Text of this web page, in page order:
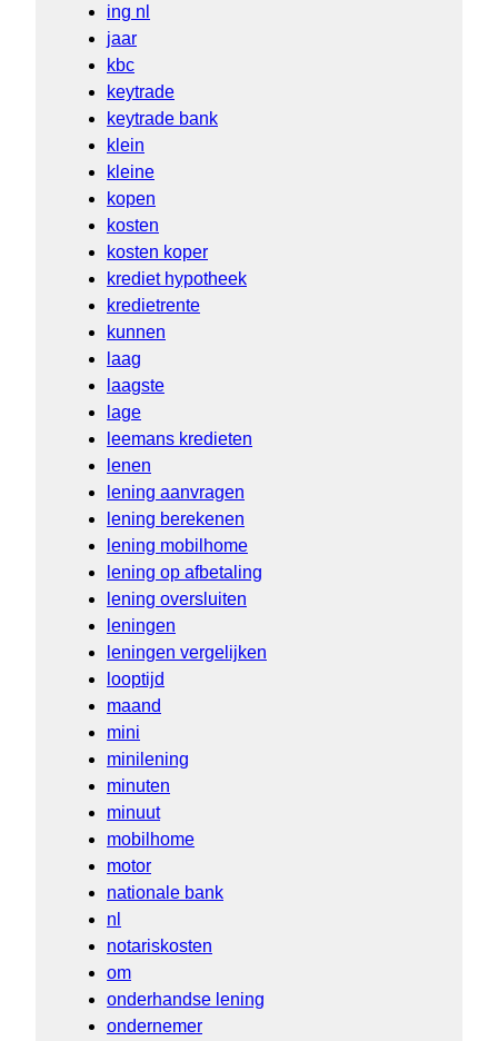
ing nl
jaar
kbc
keytrade
keytrade bank
klein
kleine
kopen
kosten
kosten koper
krediet hypotheek
kredietrente
kunnen
laag
laagste
lage
leemans kredieten
lenen
lening aanvragen
lening berekenen
lening mobilhome
lening op afbetaling
lening oversluiten
leningen
leningen vergelijken
looptijd
maand
mini
minilening
minuten
minuut
mobilhome
motor
nationale bank
nl
notariskosten
om
onderhandse lening
ondernemer